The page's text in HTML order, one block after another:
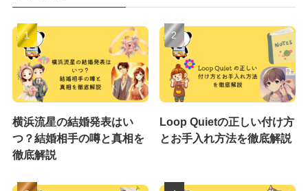
横浜流星の結婚発表はい
つ？結婚相手の噂と真相を
徹底解説
Loop Quietの正しい付け方
とお手入れ方法を徹底解説